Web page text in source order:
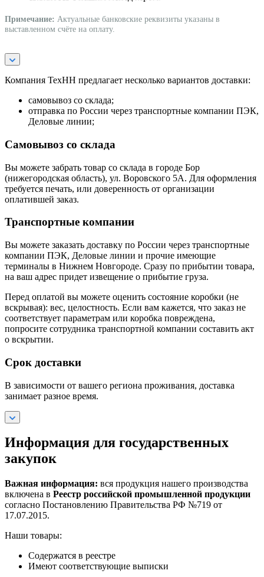
Примечание: Актуальные банковские реквизиты указаны в
выставленном счёте на оплату.
Компания ТехНН предлагает несколько вариантов доставки:
самовывоз со склада;
отправка по России через транспортные компании ПЭК,
Деловые линии;
Самовывоз со склада
Вы можете забрать товар со склада в городе Бор
(нижегородская область), ул. Воровского 5А. Для оформления
требуется печать, или доверенность от организации
оплатившей заказ.
Транспортные компании
Вы можете заказать доставку по России через транспортные
компании ПЭК, Деловые линии и прочие имеющие
терминалы в Нижнем Новгороде. Сразу по прибытии товара,
на ваш адрес придет извещение о прибытие груза.
Перед оплатой вы можете оценить состояние коробки (не
вскрывая): вес, целостность. Если вам кажется, что заказ не
соответствует параметрам или коробка повреждена,
попросите сотрудника транспортной компании составить акт
о вскрытии.
Срок доставки
В зависимости от вашего региона проживания, доставка
занимает разное время.
Информация для государственных
закупок
Важная информация: вся продукция нашего производства
включена в Реестр российской промышленной продукции
согласно Постановлению Правительства РФ №719 от
17.07.2015.
Наши товары:
Содержатся в реестре
Имеют соответствующие выписки